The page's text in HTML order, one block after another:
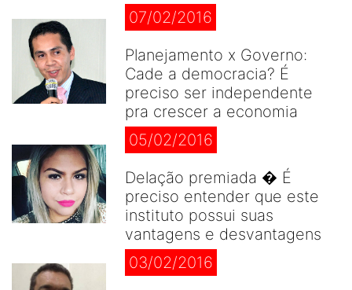
07/02/2016
Planejamento x Governo:
Cade a democracia? É
preciso ser independente
pra crescer a economia
05/02/2016
Delação premiada � É
preciso entender que este
instituto possui suas
vantagens e desvantagens
03/02/2016